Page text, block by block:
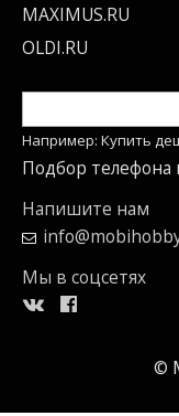
MAXIMUS.RU
OLDI.RU
Например: Купить
Подбор телефона
Напишите нам
Мы в соцсетях
©